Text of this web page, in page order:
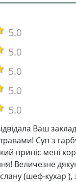
5.0
5.0
5.0
5.0
5.0
Ваш
Суп з
приніс мені
Величезне
(шеф-кухар ),